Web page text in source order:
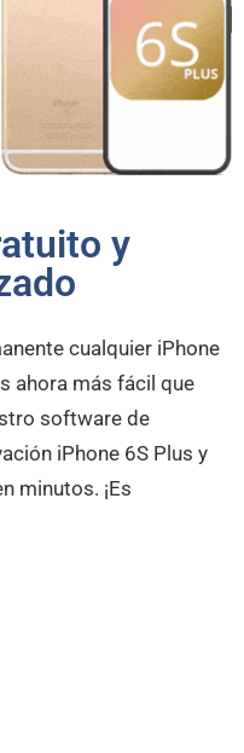
y
cualquier iPhone
ahora más fácil que
software de
iPhone 6S Plus y
minutos. ¡Es